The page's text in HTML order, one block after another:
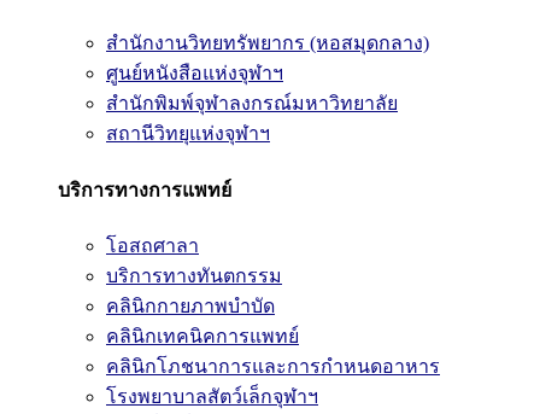
สำนักงานวิทยทรัพยากร (หอสมุดกลาง)
ศูนย์หนังสือแห่งจุฬาฯ
สำนักพิมพ์จุฬาลงกรณ์มหาวิทยาลัย
สถานีวิทยุแห่งจุฬาฯ
บริการทางการแพทย์
โอสถศาลา
บริการทางทันตกรรม
คลินิกกายภาพบำบัด
คลินิกเทคนิคการแพทย์
คลินิกโภชนาการและการกำหนดอาหาร
โรงพยาบาลสัตว์เล็กจุฬาฯ